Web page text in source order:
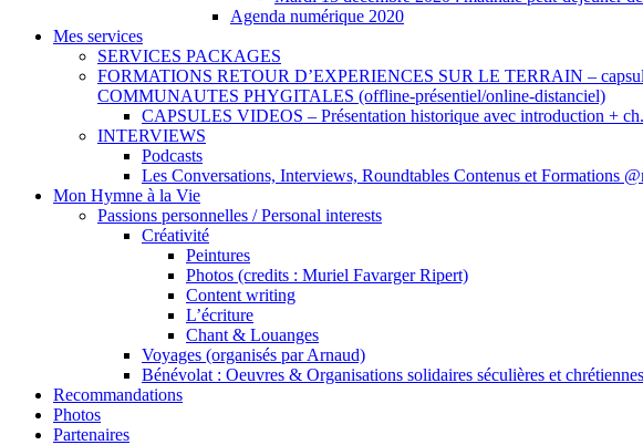
Agenda numérique 2020
Mes services
SERVICES PACKAGES
FORMATIONS RETOUR D’EXPERIENCES SUR LE TERRAIN –
COMMUNAUTES PHYGITALES (offline-présentiel/online-distanciel)
CAPSULES VIDEOS – Présentation historique avec introduction +
INTERVIEWS
Podcasts
Les Conversations, Interviews, Roundtables Contenus et Formations
Mon Hymne à la Vie
Passions personnelles / Personal interests
Créativité
Peintures
Photos (credits : Muriel Favarger Ripert)
Content writing
L’écriture
Chant & Louanges
Voyages (organisés par Arnaud)
Bénévolat : Oeuvres & Organisations solidaires séculières et chrétiennes
Recommandations
Photos
Partenaires